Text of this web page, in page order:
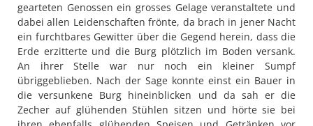
gearteten Genossen ein grosses Gelage veranstaltete und
dabei allen Leidenschaften frönte, da brach in jener Nacht
ein furchtbares Gewitter über die Gegend herein, dass die
Erde erzitterte und die Burg plötzlich im Boden versank.
An ihrer Stelle war nur noch ein kleiner Sumpf
übriggeblieben. Nach der Sage konnte einst ein Bauer in
die versunkene Burg hineinblicken und da sah er die
Zecher auf glühenden Stühlen sitzen und hörte sie bei